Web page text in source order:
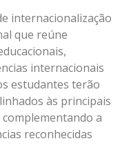
internacionalização
que reúne
internacionais
estudantes terão
às principais
a
reconhecidas